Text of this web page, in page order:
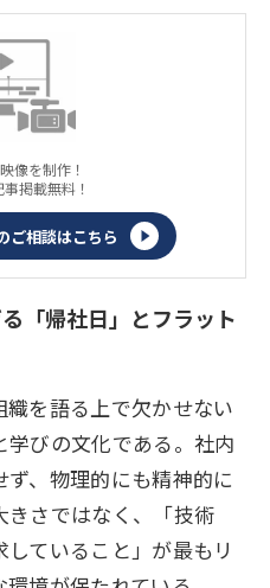
像を制作！
掲載無料！
ご相談はこちら
「帰社日」とフラット
を語る上で欠かせない
びの文化である。社内
、物理的にも精神的に
きさではなく、「技術
ていること」が最もリ